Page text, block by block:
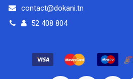
contact@dokani.tn
52 408 804